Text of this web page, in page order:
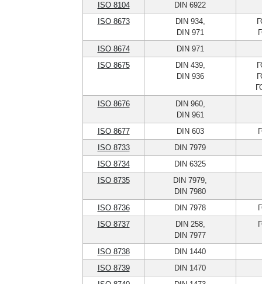
ISO 8104
DIN 6922
ISO 8673
DIN 934,
DIN 971
ISO 8674
DIN 971
ISO 8675
DIN 439,
DIN 936
ISO 8676
DIN 960,
DIN 961
ISO 8677
DIN 603
ISO 8733
DIN 7979
ISO 8734
DIN 6325
ISO 8735
DIN 7979,
DIN 7980
ISO 8736
DIN 7978
ISO 8737
DIN 258,
DIN 7977
ISO 8738
DIN 1440
ISO 8739
DIN 1470